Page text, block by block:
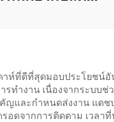
าห์ที่ดีที่สุดมอบประโยชน์อั
รทำงาน เนื่องจากระบบ
ญและกำหนดส่งงาน แดช
อดจากการติดตาม เวลา